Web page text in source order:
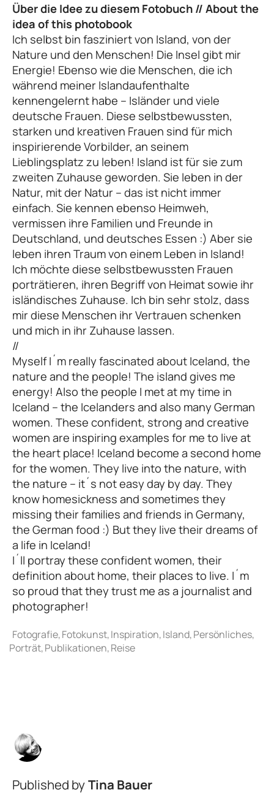
Über die Idee zu diesem Fotobuch // About the
idea of this photobook
Ich selbst bin fasziniert von Island, von der
Nature und den Menschen! Die Insel gibt mir
Energie! Ebenso wie die Menschen, die ich
während meiner Islandaufenthalte
kennengelernt habe – Isländer und viele
deutsche Frauen. Diese selbstbewussten,
starken und kreativen Frauen sind für mich
inspirierende Vorbilder, an seinem
Lieblingsplatz zu leben! Island ist für sie zum
zweiten Zuhause geworden. Sie leben in der
Natur, mit der Natur – das ist nicht immer
einfach. Sie kennen ebenso Heimweh,
vermissen ihre Familien und Freunde in
Deutschland, und deutsches Essen :) Aber sie
leben ihren Traum von einem Leben in Island!
Ich möchte diese selbstbewussten Frauen
porträtieren, ihren Begriff von Heimat sowie ihr
isländisches Zuhause. Ich bin sehr stolz, dass
mir diese Menschen ihr Vertrauen schenken
und mich in ihr Zuhause lassen.
//
Myself I´m really fascinated about Iceland, the
nature and the people! The island gives me
energy! Also the people I met at my time in
Iceland – the Icelanders and also many German
women. These confident, strong and creative
women are inspiring examples for me to live at
the heart place! Iceland become a second home
for the women. They live into the nature, with
the nature – it´s not easy day by day. They
know homesickness and sometimes they
missing their families and friends in Germany,
the German food :) But they live their dreams of
a life in Iceland!
I´ll portray these confident women, their
definition about home, their places to live. I´m
so proud that they trust me as a journalist and
photographer!
Published byTina Bauer